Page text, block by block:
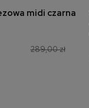
koszykamidi czarna
289,00 zł